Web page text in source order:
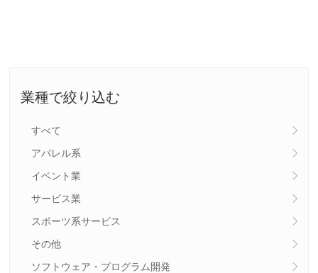
業種で絞り込む
すべて
アパレル系
イベント業
サービス業
スポーツ系サービス
その他
ソフトウェア・プログラム開発